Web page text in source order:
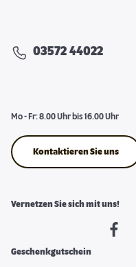
03572 44022
Mo - Fr: 8.00 Uhr bis 16.00 Uhr
Kontaktieren Sie uns
Vernetzen Sie sich mit uns!
Geschenkgutschein